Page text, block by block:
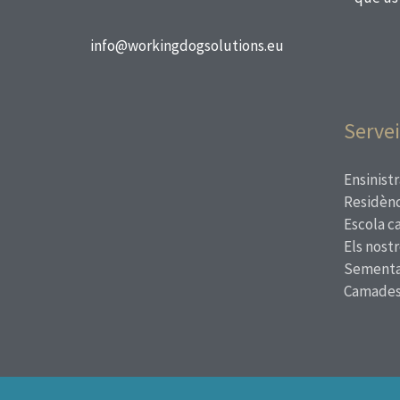
info@workingdogsolutions.eu
Escola
Els
Camades